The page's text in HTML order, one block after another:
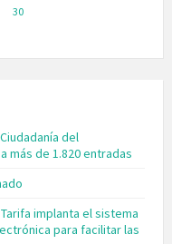
30
del
más de 1.820 entradas
implanta el sistema
para facilitar las